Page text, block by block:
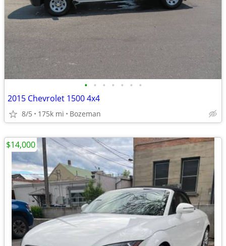
• • • • • • •
2015 Chevrolet 1500 4x4
8/5 175k mi Bozeman
$14,000